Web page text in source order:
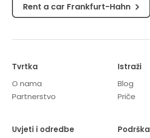
Rent a car Frankfurt-Hahn
Tvrtka
O nama
Partnerstvo
Istraži
Blog
Priče
Uvjeti i odredbe Podrška